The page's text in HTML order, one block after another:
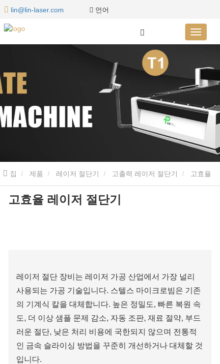
lin@lin-laser.com 언어
집 제품 레이저 절단기 고출력 레이저 절단기
레이저 절단기
고효율 레이저 절단기
레이저 절단 장비는 레이저 가공 산업에서 가장 널리
사용되는 가공 기술입니다. 스텔스 마이크로빔은 기존
의 기계식 칼을 대체합니다. 높은 정밀도, 빠른 복원 속
도, 더 이상 샘플 문제 감소, 자동 조판, 재료 절약, 부드
러운 절단, 낮은 처리 비용에 국한되지 않으며 전통적
인 금속 슬라이싱 방법을 꾸준히 개선하거나 대체할 것
입니다.